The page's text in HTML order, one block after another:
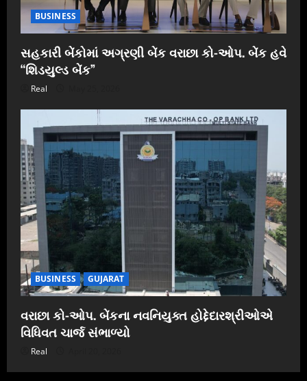
BUSINESS
સહકારી બેંકોમાં અગ્રણી બેંક વરાછા કો-ઓપ. બેંક હવે
“શિડયુલ્ડ બેંક”
Real
BUSINESS GUJARAT
વરાછા કો-ઓપ. બેંકના નવનિયુક્ત હોદ્દેદારશ્રીઓએ
વિધિવત ચાર્જ સંભાળ્યો
Real